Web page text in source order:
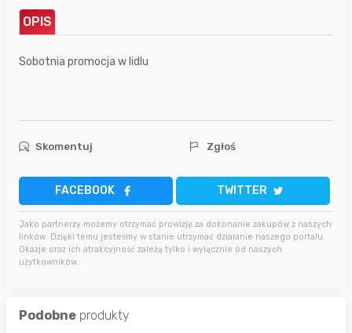
OPIS
Sobotnia promocja w lidlu
Skomentuj Zgłoś
FACEBOOK TWITTER
Jako partnerzy możemy otrzymać prowizję za dokonanie zakupów z naszych
linków. Dzięki temu jesteśmy w stanie utrzymać działanie naszego portalu.
Okazje oraz ich atrakcyjność zależą tylko i wyłącznie od naszych
użytkowników.
Podobne produkty